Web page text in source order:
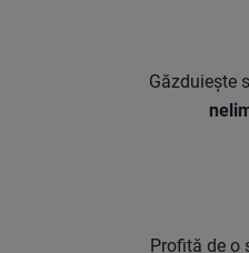
Găzduiește
Profită de o